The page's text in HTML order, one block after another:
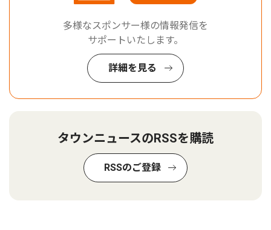
多様なスポンサー様の情報発信を
サポートいたします。
詳細を見る
タウンニュースのRSSを購読
RSSのご登録